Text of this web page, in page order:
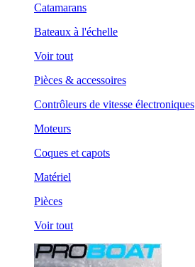
Catamarans
Bateaux à l'échelle
Voir tout
Pièces & accessoires
Contrôleurs de vitesse électroniques
Moteurs
Coques et capots
Matériel
Pièces
Voir tout